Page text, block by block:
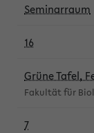
Seminarraum
16
Grüne Tafel,
Fakultät für
7